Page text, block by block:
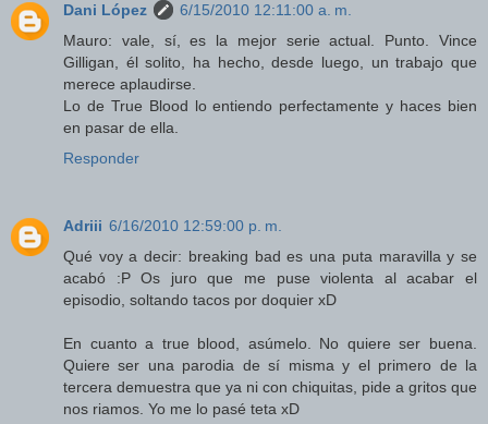
Dani López
6/15/2010 12:11:00 a. m.
Mauro: vale, sí, es la mejor serie actual. Punto. Vince
Gilligan, él solito, ha hecho, desde luego, un trabajo que
merece aplaudirse.
Lo de True Blood lo entiendo perfectamente y haces bien
en pasar de ella.
Responder
Adriii 6/16/2010 12:59:00 p. m.
Qué voy a decir: breaking bad es una puta maravilla y se
acabó :P Os juro que me puse violenta al acabar el
episodio, soltando tacos por doquier xD
En cuanto a true blood, asúmelo. No quiere ser buena.
Quiere ser una parodia de sí misma y el primero de la
tercera demuestra que ya ni con chiquitas, pide a gritos que
nos riamos. Yo me lo pasé teta xD